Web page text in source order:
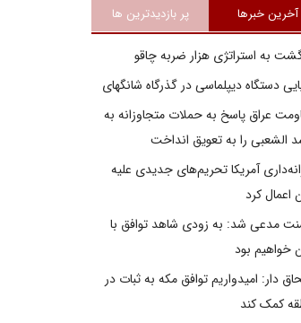
آخرین خبرها پر بازدیدترین ها
به استراتژی هزار ضربه چاقو
دستگاه دیپلماسی در گذرگاه شانگهای
عراق پاسخ به حملات متجاوزانه به
الشعبی را به تعویق انداخت
آمریکا تحریم‌های جدیدی علیه
اعمال کرد
مدعی شد: به زودی شاهد توافق با
خواهیم بود
دار: امیدواریم توافق مکه به ثبات در
کمک کند